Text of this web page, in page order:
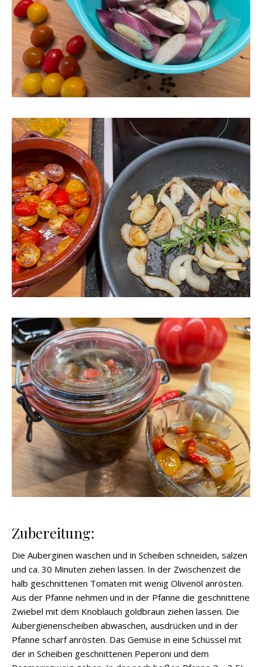
Zubereitung:
Die Auberginen waschen und in Scheiben schneiden, salzen
und ca. 30 Minuten ziehen lassen. In der Zwischenzeit die
halb geschnittenen Tomaten mit wenig Olivenöl anrösten.
Aus der Pfanne nehmen und in der Pfanne die geschnittene
Zwiebel mit dem Knoblauch goldbraun ziehen lassen. Die
Aubergienenscheiben abwaschen, ausdrücken und in der
Pfanne scharf anrösten. Das Gemüse in eine Schüssel mit
der in Scheiben geschnittenen Peperoni und dem